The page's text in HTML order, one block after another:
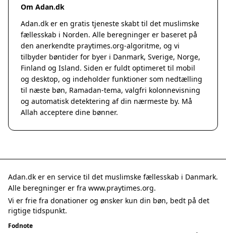
Om Adan.dk
Adan.dk er en gratis tjeneste skabt til det muslimske
fællesskab i Norden. Alle beregninger er baseret på
den anerkendte praytimes.org-algoritme, og vi
tilbyder bøntider for byer i Danmark, Sverige, Norge,
Finland og Island. Siden er fuldt optimeret til mobil
og desktop, og indeholder funktioner som nedtælling
til næste bøn, Ramadan-tema, valgfri kolonnevisning
og automatisk detektering af din nærmeste by. Må
Allah acceptere dine bønner.
Adan.dk er en service til det muslimske fællesskab i Danmark.
Alle beregninger er fra www.praytimes.org.
Vi er frie fra donationer og ønsker kun din bøn, bedt på det
rigtige tidspunkt.
Fodnote